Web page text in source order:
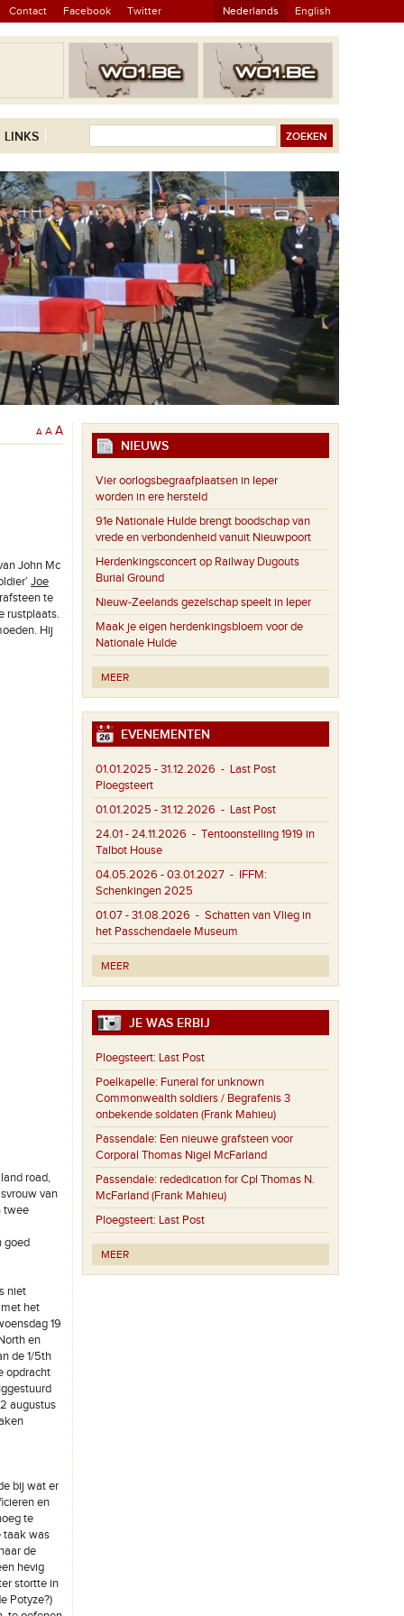
Contact Facebook Twitter Nederlands English
LINKS
A A A
John Mc
Joe
te
rustplaats.
Hij
road,
van
twee
goed
niet
het
19
en
de 1/5th
opdracht
augustus
bij wat er
en
te
taak was
de
hevig
stortte in
Potyze?)
NIEUWS
Vier oorlogsbegraafplaatsen in Ieper
worden in ere hersteld
91e Nationale Hulde brengt boodschap van
vrede en verbondenheid vanuit Nieuwpoort
Herdenkingsconcert op Railway Dugouts
Burial Ground
Nieuw-Zeelands gezelschap speelt in Ieper
Maak je eigen herdenkingsbloem voor de
Nationale Hulde
MEER
EVENEMENTEN
01.01.2025 - 31.12.2026 - Last Post
Ploegsteert
01.01.2025 - 31.12.2026 - Last Post
24.01 - 24.11.2026 - Tentoonstelling 1919 in
Talbot House
04.05.2026 - 03.01.2027 - IFFM:
Schenkingen 2025
01.07 - 31.08.2026 - Schatten van Vlieg in
het Passchendaele Museum
MEER
JE WAS ERBIJ
Ploegsteert:Last Post
Poelkapelle: Funeral for unknown
Commonwealth soldiers / Begrafenis 3
onbekende soldaten (Frank Mahieu)
Passendale: Een nieuwe grafsteen voor
Corporal Thomas Nigel McFarland
Passendale: rededication for Cpl Thomas N.
McFarland (Frank Mahieu)
Ploegsteert:Last Post
MEER